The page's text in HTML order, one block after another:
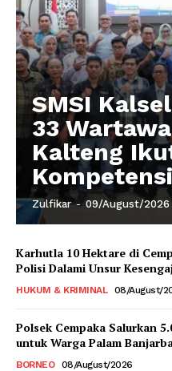
SMSI
33
Kalteng
Kompetensi
Zulfikar - 09/August/2026
Karhutla 10 Hektare di
Polisi Dalami Unsur
HUKUM & KRIMINAL 08/August/
Polsek Cempaka Salurkan
untuk Warga Palam
BORNEO 08/August/2026